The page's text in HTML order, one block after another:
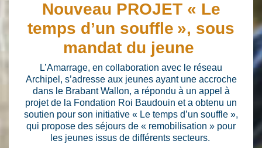
Nouveau PROJET « Le
temps d’un souffle », sous
mandat du jeune
L’Amarrage, en collaboration avec le réseau
Archipel, s’adresse aux jeunes ayant une accroche
dans le Brabant Wallon, a répondu à un appel à
projet de la Fondation Roi Baudouin et a obtenu un
soutien pour son initiative « Le temps d’un souffle »,
qui propose des séjours de « remobilisation » pour
les jeunes issus de différents secteurs.